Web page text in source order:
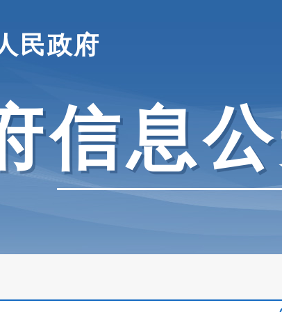
民政府
信息